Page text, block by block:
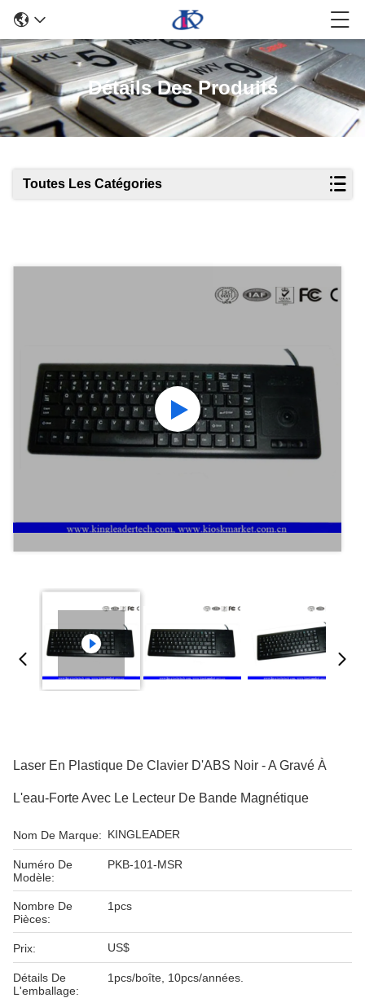
Détails Des Produits
Toutes Les Catégories
Laser En Plastique De Clavier D'ABS Noir - A Gravé À
L'eau-Forte Avec Le Lecteur De Bande Magnétique
Nom De Marque: KINGLEADER
Numéro De
Modèle:
PKB-101-MSR
Nombre De
Pièces:
1pcs
Prix: US$
Détails De
L'emballage:
1pcs/boîte, 10pcs/années.